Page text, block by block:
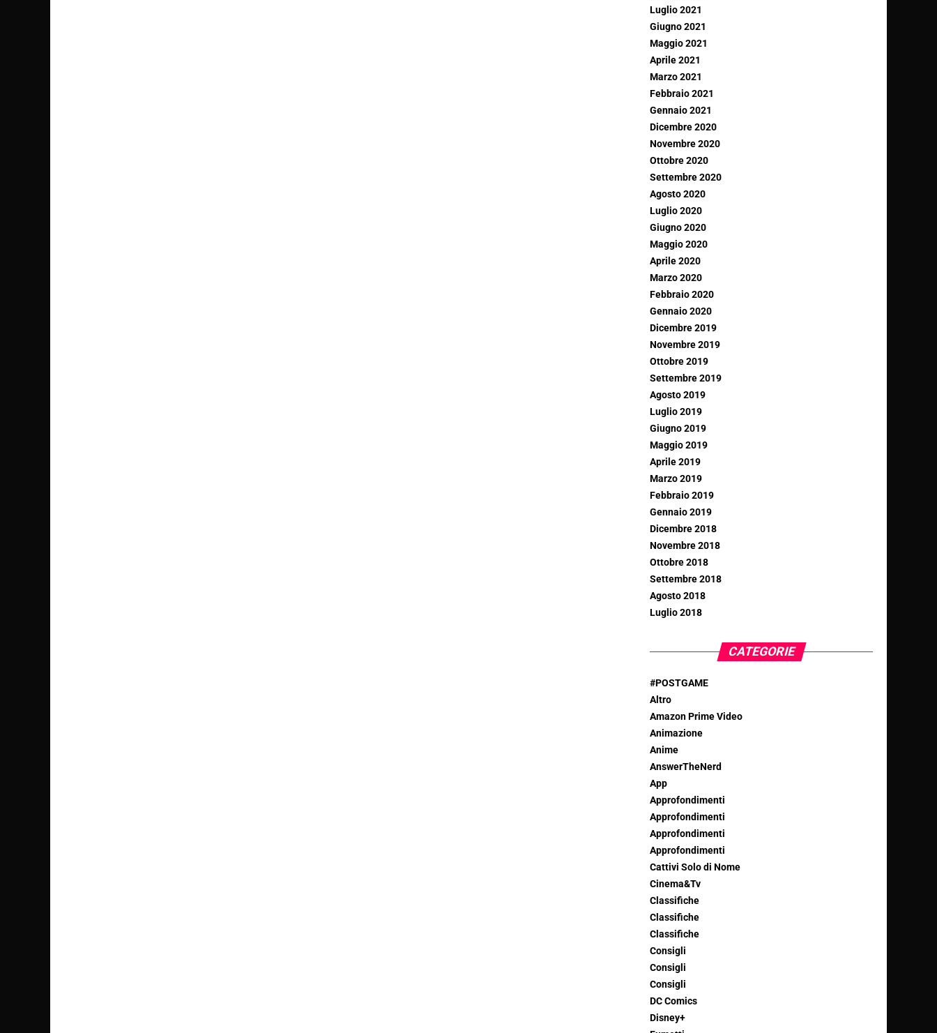
Luglio 2021
Giugno 2021
Maggio 2021
Aprile 2021
Marzo 2021
Febbraio 2021
Gennaio 2021
Dicembre 2020
Novembre 2020
Ottobre 2020
Settembre 2020
Agosto 2020
Luglio 2020
Giugno 2020
Maggio 2020
Aprile 2020
Marzo 2020
Febbraio 2020
Gennaio 2020
Dicembre 2019
Novembre 2019
Ottobre 2019
Settembre 2019
Agosto 2019
Luglio 2019
Giugno 2019
Maggio 2019
Aprile 2019
Marzo 2019
Febbraio 2019
Gennaio 2019
Dicembre 2018
Novembre 2018
Ottobre 2018
Settembre 2018
Agosto 2018
Luglio 2018
CATEGORIE
#POSTGAME
Altro
Amazon Prime Video
Animazione
Anime
AnswerTheNerd
App
Approfondimenti
Approfondimenti
Approfondimenti
Approfondimenti
Cattivi Solo di Nome
Cinema&Tv
Classifiche
Classifiche
Classifiche
Consigli
Consigli
Consigli
DC Comics
Disney+